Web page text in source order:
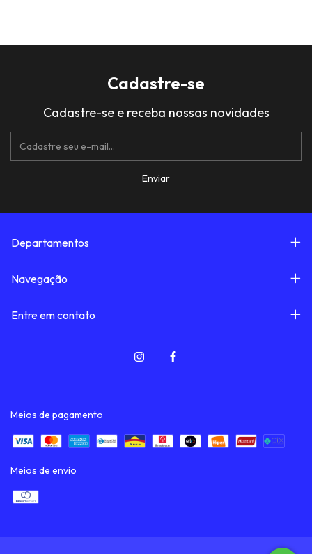
Cadastre-se
Cadastre-se e receba nossas novidades
Departamentos
Navegação
Entre em contato
Meios de pagamento
Meios de envio